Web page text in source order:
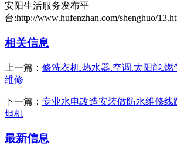
安阳生活服务发布平
台:http://www.hufenzhan.com/shenghuo/
相关信息
上一篇： 修洗衣机.热水器.空调.太阳能.燃
维修
下一篇： 专业水电改造安装做防水维修线
烟机
最新信息